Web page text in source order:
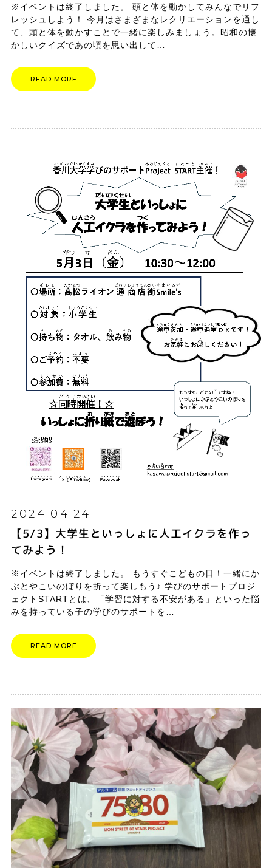
※イベントは終了しました。 頭と体を動かしてみんなでリフ
レッシュしよう！ 今月はさまざまなレクリエーションを通し
て、頭と体を動かすことで一緒に楽しみましょう。昭和の懐
かしいクイズであの頃を思い出して…
READ MORE
2024.04.24
【5/3】大学生といっしょに人工イクラを作っ
てみよう！
※イベントは終了しました。 もうすぐこどもの日！一緒にか
ぶとやこいのぼりを折って楽しもう♪ 学びのサポートプロジ
ェクトSTARTとは、「学習に対する不安がある」といった悩
みを持っている子の学びのサポートを…
READ MORE